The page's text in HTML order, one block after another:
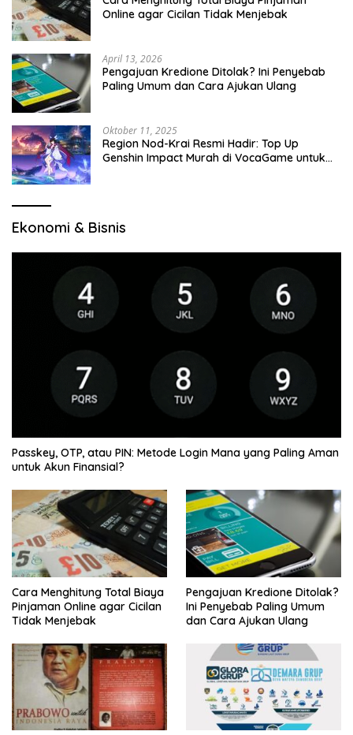
Online agar Cicilan Tidak Menjebak
April 13, 2026
Pengajuan Kredione Ditolak? Ini Penyebab
Paling Umum dan Cara Ajukan Ulang
Oktober 11, 2025
Region Nod-Krai Resmi Hadir: Top Up
Genshin Impact Murah di VocaGame untuk
Ekonomi & Bisnis
Passkey, OTP, atau PIN: Metode Login Mana yang Paling Aman
untuk Akun Finansial?
Cara Menghitung Total Biaya
Pinjaman Online agar Cicilan
Tidak Menjebak
Pengajuan Kredione Ditolak?
Ini Penyebab Paling Umum
dan Cara Ajukan Ulang